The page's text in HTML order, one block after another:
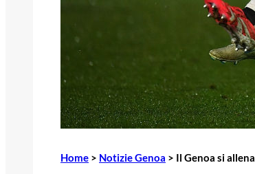
Home > Notizie Genoa > Il Genoa si